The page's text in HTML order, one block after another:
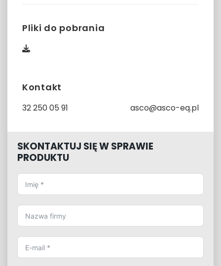
Pliki do pobrania
Kontakt
32 250 05 91 asco@asco-eq.pl
SKONTAKTUJ SIĘ W SPRAWIE
PRODUKTU